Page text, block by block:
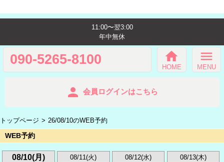
11:00〜翌3:00
年中無休
090-5265-8100 home
HOME
menu
MENU
person 会員ログインはこちら
トップページ 26/08/10のWEB予約
WEB予約
08/10(月) 08/11(火) 08/12(水) 08/13(木)